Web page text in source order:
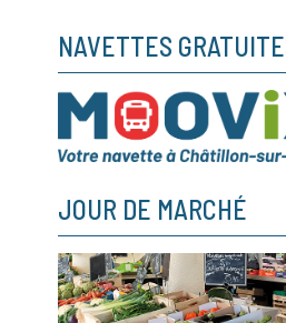
NAVETTES
JOUR DE MARCHÉ